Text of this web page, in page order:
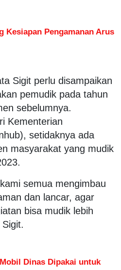
Kesiapan Pengamanan Arus
Sigit perlu disampaikan
pemudik pada tahun
sebelumnya.
Kementerian
setidaknya ada
masyarakat yang mudik
semua mengimbau
dan lancar, agar
bisa mudik lebih
Dinas Dipakai untuk